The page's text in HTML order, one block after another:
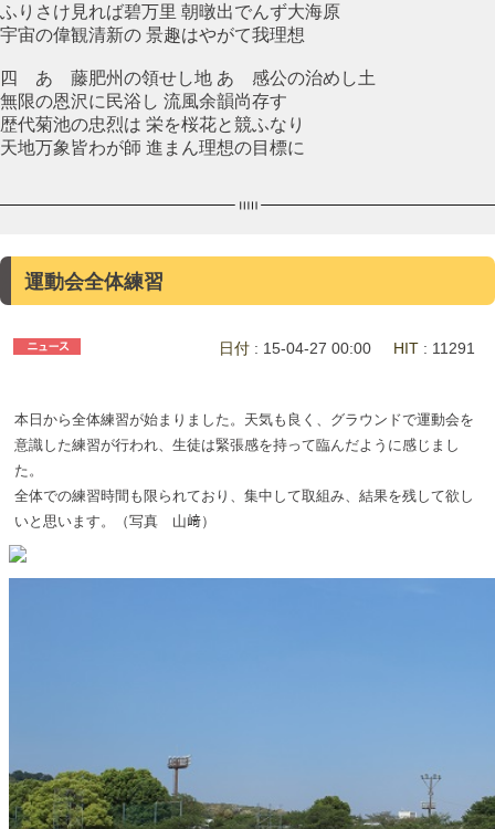
ふりさけ見れば碧万里 朝暾出でんず大海原
宇宙の偉観清新の 景趣はやがて我理想
四 あゝ藤肥州の領せし地 あゝ感公の治めし土
無限の恩沢に民浴し 流風余韻尚存す
歴代菊池の忠烈は 栄を桜花と競ふなり
天地万象皆わが師 進まん理想の目標に
運動会全体練習
日付 : 15-04-27 00:00 HIT : 11291
本日から全体練習が始まりました。天気も良く、グラウンドで運動会を
意識した練習が行われ、生徒は緊張感を持って臨んだように感じまし
た。
全体での練習時間も限られており、集中して取組み、結果を残して欲し
いと思います。（写真 山﨑）